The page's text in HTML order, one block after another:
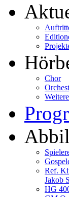
Chor
Ref.
Jakob
HG